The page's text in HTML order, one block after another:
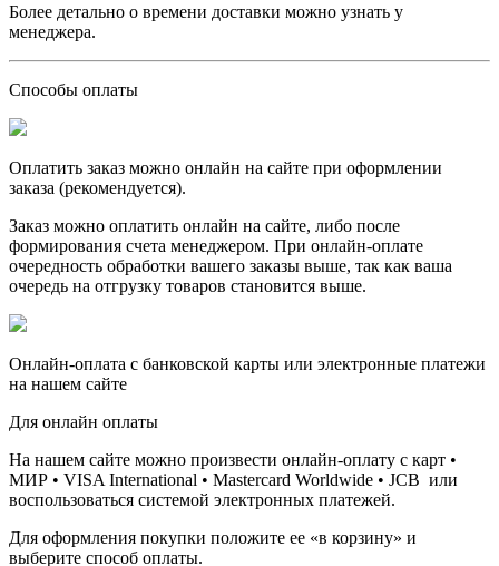
Более детально о времени доставки можно узнать у
менеджера.
Способы оплаты
Оплатить заказ можно онлайн на сайте при оформлении
заказа (рекомендуется).
Заказ можно оплатить онлайн на сайте, либо после
формирования счета менеджером. При онлайн-оплате
очередность обработки вашего заказы выше, так как ваша
очередь на отгрузку товаров становится выше.
Онлайн-оплата с банковской карты или электронные платежи
на нашем сайте
Для онлайн оплаты
На нашем сайте можно произвести онлайн-оплату с карт •
МИР • VISA International • Mastercard Worldwide • JCB или
воспользоваться системой электронных платежей.
Для оформления покупки положите ее «в корзину» и
выберите способ оплаты.